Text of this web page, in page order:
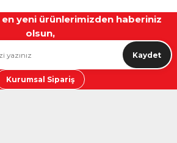
yeni ürünlerimizden haberiniz
olsun,
Kaydet
Kurumsal Sipariş